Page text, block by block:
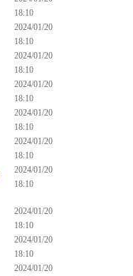
18:10
2024/01/20
18:10
2024/01/20
18:10
2024/01/20
18:10
2024/01/20
18:10
2024/01/20
18:10
2024/01/20
18:10
2024/01/20
18:10
2024/01/20
18:10
2024/01/20